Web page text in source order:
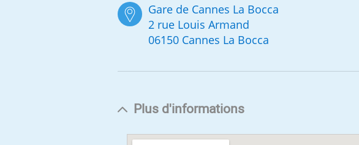
Gare de Cannes La Bocca
2 rue Louis Armand
06150 Cannes La Bocca
Plus d'informations